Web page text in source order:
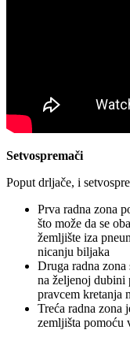
Setvospremači
Poput drljače, i
Prva radna zona
što može da se
žemljište iza
nicanju biljaka
Druga radna
na željenoj dubini
pravcem kretanja
Treća radna zona
zemljišta pomoću